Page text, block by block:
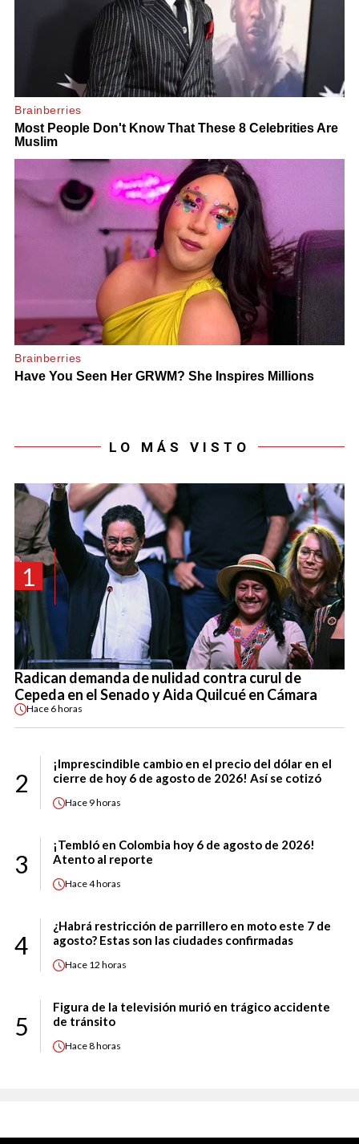
LO MÁS VISTO
1
Radican demanda de nulidad contra curul de
Cepeda en el Senado y Aida Quilcué en Cámara
Hace 6 horas
2
¡Imprescindible cambio en el precio del dólar en el
cierre de hoy 6 de agosto de 2026! Así se cotizó
Hace 9 horas
3
¡Tembló en Colombia hoy 6 de agosto de 2026!
Atento al reporte
Hace4 horas
4
¿Habrá restricción de parrillero en moto este 7 de
agosto? Estas son las ciudades confirmadas
Hace 12 horas
5
Figura de la televisión murió en trágico accidente
de tránsito
Hace8 horas